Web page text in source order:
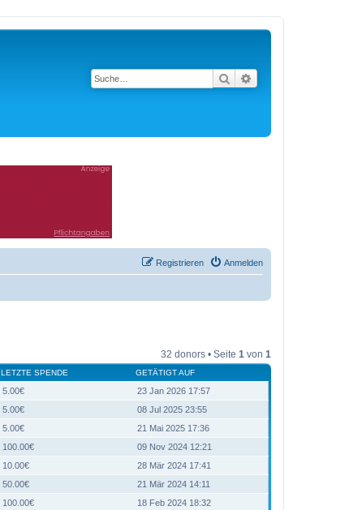
Suche
Anmelden
Registrieren
32 donors • Seite 1 von 1
LETZTE SPENDE GETÄTIGT AUF
5.00€
23 Jan 2026 17:57
5.00€
08 Jul 2025 23:55
5.00€
21 Mai 2025 17:36
100.00€
09 Nov 2024 12:21
10.00€
28 Mär 2024 17:41
50.00€
21 Mär 2024 14:11
100.00€
18 Feb 2024 18:32